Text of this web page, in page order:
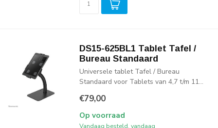
DS15-625BL1 Tablet Tafel /
Bureau Standaard
Universele tablet Tafel / Bureau
Standaard voor Tablets van 4,7 t/m 11...
€79,00
Op voorraad
Vandaag besteld, vandaag